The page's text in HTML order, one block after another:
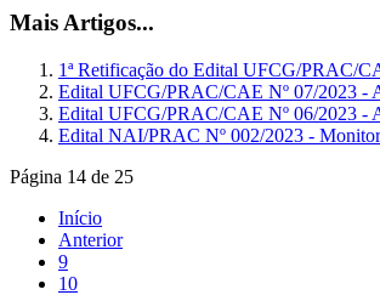
Mais Artigos...
1ª Retificação do Edital UFCG/PRAC/
Edital UFCG/PRAC/CAE Nº 07/2023 -
Edital UFCG/PRAC/CAE Nº 06/2023 -
Edital NAI/PRAC Nº 002/2023 -
Página 14 de 25
Início
Anterior
9
10